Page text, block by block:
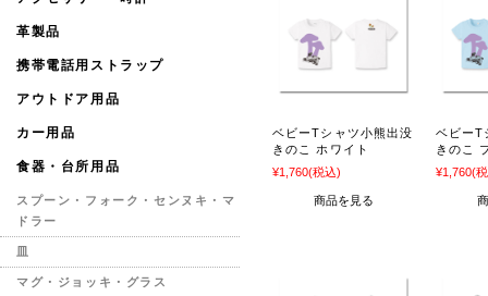
ベビーTシャツ小熊出没
きのこ ホワイト
¥1,760(税込)
商品を見る
ベビーT
きのこ
¥1,760(
革製品
携帯電話用ストラップ
アウトドア用品
カー用品
食器・台所用品
スプーン・フォーク・センヌキ・マ
ドラー
マグ・ジョッキ・グラス